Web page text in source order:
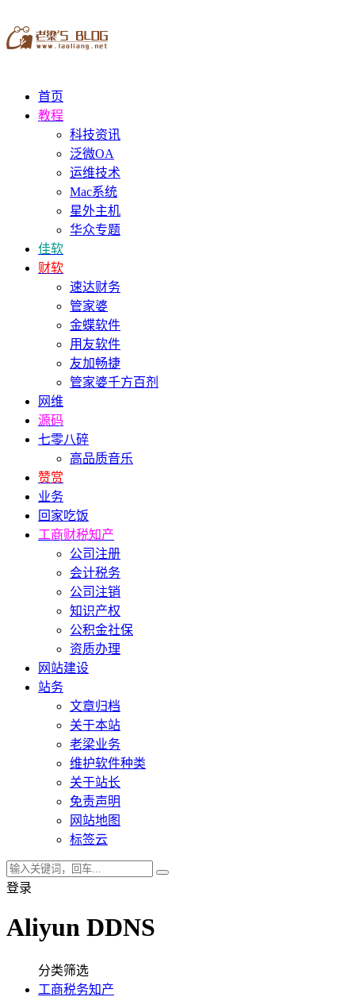
首页
教程
科技资讯
泛微OA
运维技术
Mac系统
星外主机
华众专题
佳软
财软
速达财务
管家婆
金蝶软件
用友软件
友加畅捷
管家婆千方百剂
网维
源码
七零八碎
高品质音乐
赞赏
业务
回家吃饭
工商财税知产
公司注册
会计税务
公司注销
知识产权
公积金社保
资质办理
网站建设
站务
文章归档
关于本站
老梁业务
维护软件种类
关于站长
免责声明
网站地图
标签云
登录
Aliyun DDNS
分类筛选
工商税务知产